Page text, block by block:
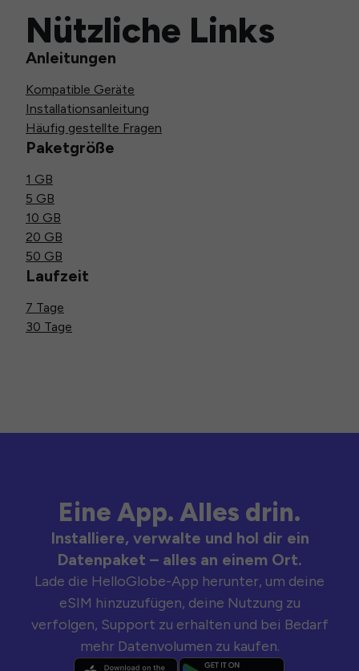
Nützliche Links
Anleitungen
Kompatible Geräte
Installationsanleitung
Häufig gestellte Fragen
Paketgröße
1 GB
5 GB
10 GB
20 GB
50 GB
Laufzeit
7 Tage
30 Tage
Eine App. Alles drin.
Installiere, verwalte und hol dir ein
Datenpaket – alles an einem Ort.
Lade die HelloGlobe-App herunter, um deine
eSIM hinzuzufügen, deine Nutzung zu
verfolgen, Support zu erhalten und bei Bedarf
mehr Datenvolumen zu kaufen.